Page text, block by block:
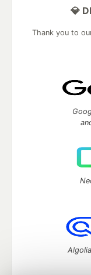
💎
Thank you to